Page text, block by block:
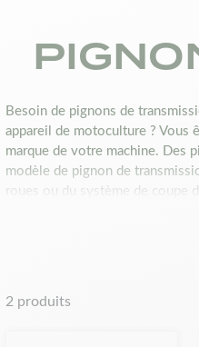
Besoin de pignons de
appareil de motoculture ? Vous
marque de votre machine. Des
modèle de pignon de
roues ou du système de coupe
modèles de pignons de
n’avons cessé de vous
2 produits